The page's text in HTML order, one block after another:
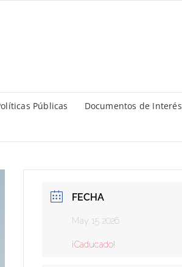
Públicas Documentos de Interés
FECHA
May 15 2026
¡Caducado!